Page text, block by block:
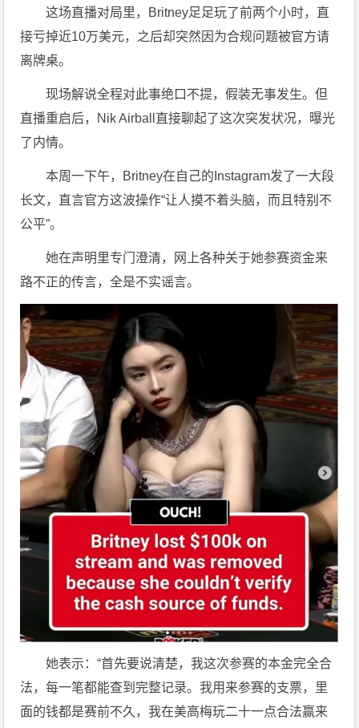
这场直播对局里，Britney足足玩了前两个小时，直
接亏掉近10万美元，之后却突然因为合规问题被官方请
离牌桌。
现场解说全程对此事绝口不提，假装无事发生。但
直播重启后，Nik Airball直接聊起了这次突发状况，曝光
了内情。
本周一下午，Britney在自己的Instagram发了一大段
长文，直言官方这波操作“让人摸不着头脑，而且特别不
公平”。
她在声明里专门澄清，网上各种关于她参赛资金来
路不正的传言，全是不实谣言。
她表示：“首先要说清楚，我这次参赛的本金完全合
法，每一笔都能查到完整记录。我用来参赛的支票，里
面的钱都是赛前不久，我在美高梅玩二十一点合法赢来